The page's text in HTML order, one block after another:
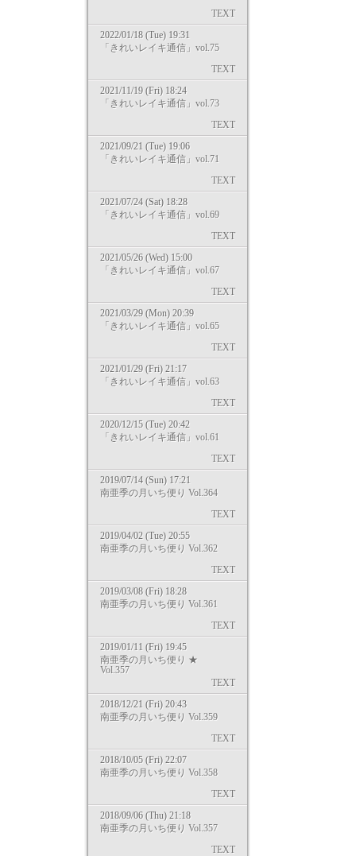
TEXT
2022/01/18 (Tue) 19:31
「きれいレイキ通信」vol.75
TEXT
2021/11/19 (Fri) 18:24
「きれいレイキ通信」vol.73
TEXT
2021/09/21 (Tue) 19:06
「きれいレイキ通信」vol.71
TEXT
2021/07/24 (Sat) 18:28
「きれいレイキ通信」vol.69
TEXT
2021/05/26 (Wed) 15:00
「きれいレイキ通信」vol.67
TEXT
2021/03/29 (Mon) 20:39
「きれいレイキ通信」vol.65
TEXT
2021/01/29 (Fri) 21:17
「きれいレイキ通信」vol.63
TEXT
2020/12/15 (Tue) 20:42
「きれいレイキ通信」vol.61
TEXT
2019/07/14 (Sun) 17:21
南亜季の月いち便り Vol.364
TEXT
2019/04/02 (Tue) 20:55
南亜季の月いち便り Vol.362
TEXT
2019/03/08 (Fri) 18:28
南亜季の月いち便り Vol.361
TEXT
2019/01/11 (Fri) 19:45
南亜季の月いち便り ★
Vol.357
TEXT
2018/12/21 (Fri) 20:43
南亜季の月いち便り Vol.359
TEXT
2018/10/05 (Fri) 22:07
南亜季の月いち便り Vol.358
TEXT
2018/09/06 (Thu) 21:18
南亜季の月いち便り Vol.357
TEXT